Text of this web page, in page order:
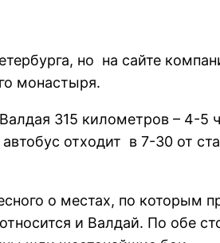
но на сайте
монастыря.
315 километров – 4-5
отходит в 7-30 от
о местах, по которым
и Валдай. По обе